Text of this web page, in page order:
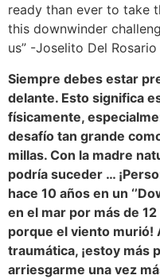
ready than ever to take
this downwinder
us” -Joselito Del
Siempre debes estar
delante. Esto significa
físicamente,
desafío tan grande
millas. Con la madre
podría suceder …
hace 10 años en un
en el mar por más de
porque el viento murió!
traumática, ¡estoy más
arriesgarme una vez